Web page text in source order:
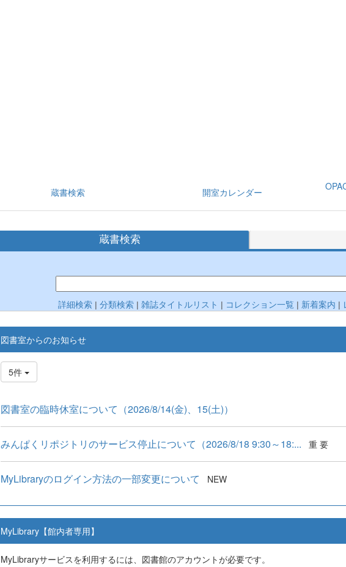
蔵書検索 開室カレンダー
蔵書検索
詳細検索 |分類検索 | 雑誌タイトルリスト | コレクション一覧 | 新着案内 |
図書室からのお知らせ
5件
図書室の臨時休室について（2026/8/14(金)、15(土)）
みんぱくリポジトリのサービス停止について（2026/8/18 9:30～18:... 重 要
MyLibraryのログイン方法の一部変更について NEW
MyLibrary【館内者専用】
MyLibraryサービスを利用するには、図書館のアカウントが必要です。